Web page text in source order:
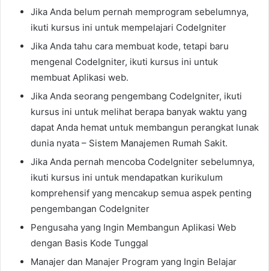
Jika Anda belum pernah memprogram sebelumnya,
ikuti kursus ini untuk mempelajari CodeIgniter
Jika Anda tahu cara membuat kode, tetapi baru
mengenal CodeIgniter, ikuti kursus ini untuk
membuat Aplikasi web.
Jika Anda seorang pengembang CodeIgniter, ikuti
kursus ini untuk melihat berapa banyak waktu yang
dapat Anda hemat untuk membangun perangkat lunak
dunia nyata – Sistem Manajemen Rumah Sakit.
Jika Anda pernah mencoba CodeIgniter sebelumnya,
ikuti kursus ini untuk mendapatkan kurikulum
komprehensif yang mencakup semua aspek penting
pengembangan CodeIgniter
Pengusaha yang Ingin Membangun Aplikasi Web
dengan Basis Kode Tunggal
Manajer dan Manajer Program yang Ingin Belajar